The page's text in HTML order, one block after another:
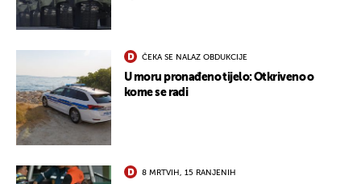
ČEKA SE NALAZ OBDUKCIJE
U moru pronađeno tijelo: Otkriveno o
kome se radi
8 MRTVIH, 15 RANJENIH